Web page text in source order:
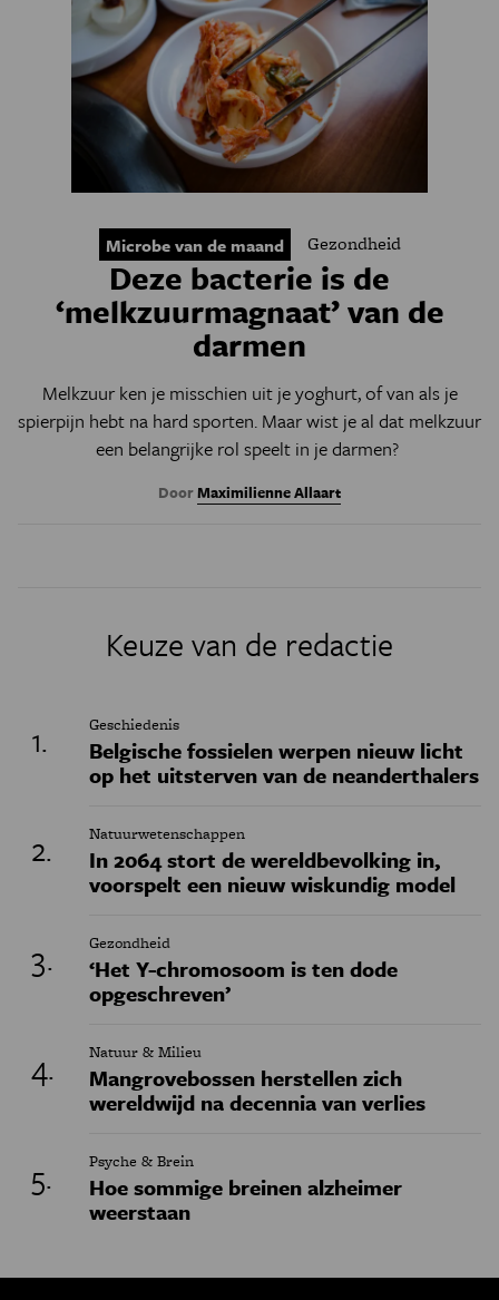
Microbe van de maand Gezondheid
Deze bacterie is de
‘melkzuurmagnaat’ van de
darmen
Melkzuur ken je misschien uit je yoghurt, of van als je
spierpijn hebt na hard sporten. Maar wist je al dat melkzuur
een belangrijke rol speelt in je darmen?
DoorMaximilienne Allaart
Keuze van de redactie
Geschiedenis
Belgische fossielen werpen nieuw licht
op het uitsterven van de neanderthalers
Natuurwetenschappen
In 2064 stort de wereldbevolking in,
voorspelt een nieuw wiskundig model
Gezondheid
‘Het Y-chromosoom is ten dode
opgeschreven’
Natuur & Milieu
Mangrovebossen herstellen zich
wereldwijd na decennia van verlies
Psyche & Brein
Hoe sommige breinen alzheimer
weerstaan